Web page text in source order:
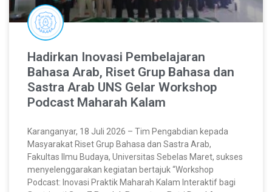
Hadirkan Inovasi Pembelajaran
Bahasa Arab, Riset Grup Bahasa dan
Sastra Arab UNS Gelar Workshop
Podcast Maharah Kalam
Karanganyar, 18 Juli 2026 – Tim Pengabdian kepada
Masyarakat Riset Grup Bahasa dan Sastra Arab,
Fakultas Ilmu Budaya, Universitas Sebelas Maret, sukses
menyelenggarakan kegiatan bertajuk “Workshop
Podcast: Inovasi Praktik Maharah Kalam Interaktif bagi